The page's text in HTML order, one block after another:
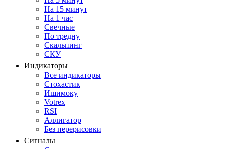
На 15 минут
На 1 час
Свечные
По тредну
Скальпинг
СКУ
Индикаторы
Все индикаторы
Стохастик
Ишимоку
Votrex
RSI
Аллигатор
Без перерисовки
Сигналы